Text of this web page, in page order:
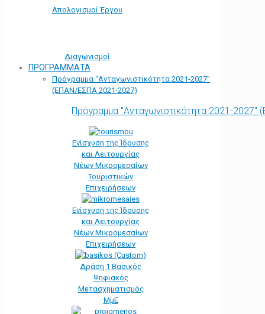
Απολογισμοί Έργου
Διαγωνισμοί
ΠΡΟΓΡΑΜΜΑΤΑ
Πρόγραμμα “Ανταγωνιστικότητα 2021-2027”
(ΕΠΑΝ/ΕΣΠΑ 2021-2027)
Πρόγραμμα "Ανταγωνιστικότητα 2021-
Ενίσχυση της Ίδρυσης
και Λειτουργίας
Νέων Μικρομεσαίων
Τουριστικών
Επιχειρήσεων
Ενίσχυση της Ίδρυσης
και Λειτουργίας
Νέων Μικρομεσαίων
Επιχειρήσεων
Δράση 1 Βασικός
Ψηφιακός
Μετασχηματισμός
ΜμΕ